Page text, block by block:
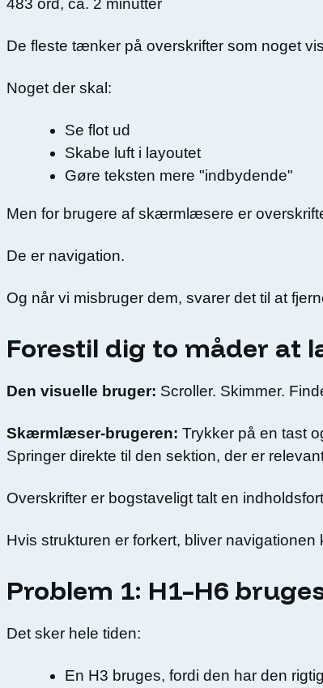
483 ord, ca. 2 minutter
De fleste tænker på overskrifter som noget
Noget der skal:
Se flot ud
Skabe luft i layoutet
Gøre teksten mere "indbydende"
Men for brugere af skærmlæsere er
De er navigation.
Og når vi misbruger dem, svarer det til at
Forestil dig to måder at
Den visuelle bruger: Scroller. Skimmer.
Skærmlæser-brugeren: Trykker på en tast
Springer direkte til den sektion, der er
Overskrifter er bogstaveligt talt en
Hvis strukturen er forkert, bliver navigationen
Problem 1: H1–H6
Det sker hele tiden:
En H3 bruges, fordi den har den